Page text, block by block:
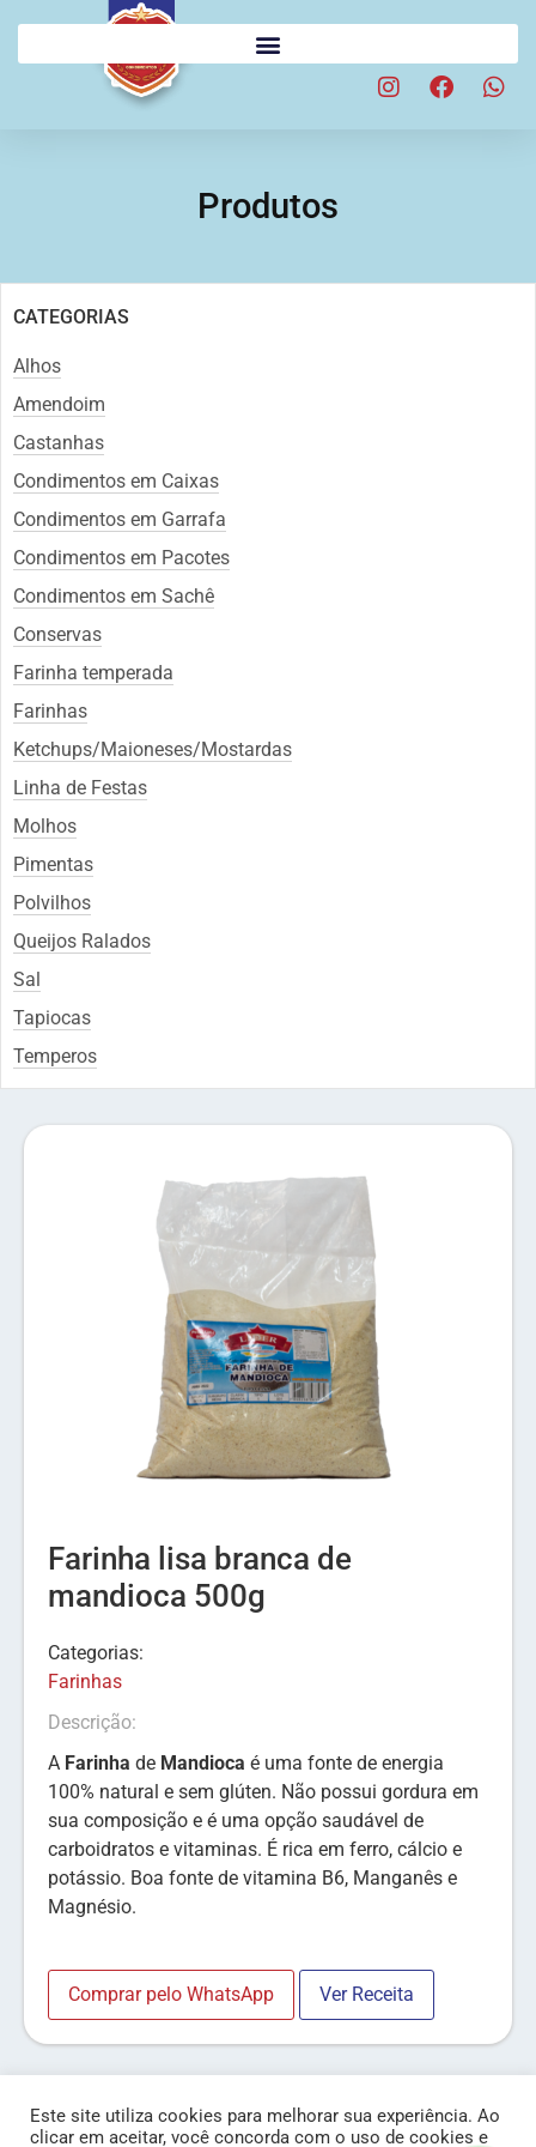
Produtos
CATEGORIAS
Alhos
Amendoim
Castanhas
Condimentos em Caixas
Condimentos em Garrafa
Condimentos em Pacotes
Condimentos em Sachê
Conservas
Farinha temperada
Farinhas
Ketchups/Maioneses/Mostardas
Linha de Festas
Molhos
Pimentas
Polvilhos
Queijos Ralados
Sal
Tapiocas
Temperos
Farinha lisa branca de
mandioca 500g
Categorias:
Farinhas
Descrição:
A Farinha de Mandioca é uma fonte de energia
100% natural e sem glúten. Não possui gordura em
sua composição e é uma opção saudável de
carboidratos e vitaminas. É rica em ferro, cálcio e
potássio. Boa fonte de vitamina B6, Manganês e
Magnésio.
Comprar pelo WhatsApp Ver Receita
Este site utiliza cookies para melhorar sua experiência. Ao
clicar em aceitar, você concorda com o uso de cookies e